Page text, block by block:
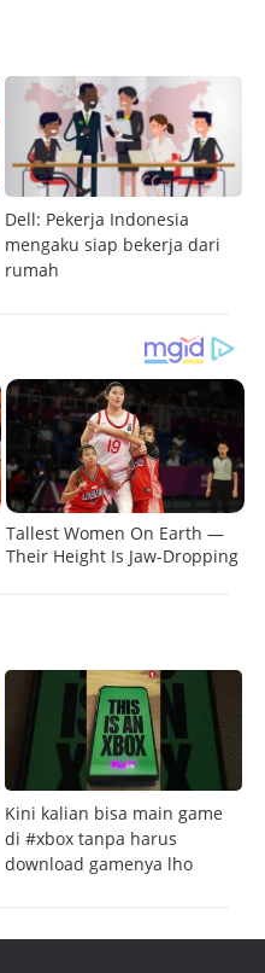
Dell: Pekerja Indonesia
mengaku siap bekerja dari
rumah
Kini kalian bisa main game
di #xbox tanpa harus
download gamenya lho